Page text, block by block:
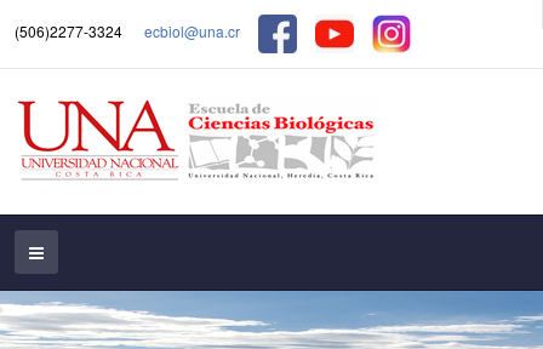
(506)2277-3324 ecbiol@una.cr